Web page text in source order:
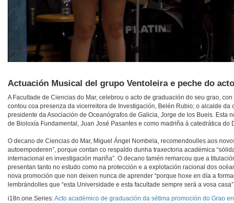
Actuación Musical del grupo Ventoleira e peche do acto
A Facultade de Ciencias do Mar, celebrou o acto de graduación do seu grao,
contou coa presenza da vicerreitora de Investigación, Belén Rubio; o alcalde
presidente da Asociación de Oceanógrafos de Galicia, Jorge de los Bueis.
de Bioloxía Fundamental, Juan José Pasantes e como madriña á catedrática
O decano de Ciencias do Mar, Miguel Ángel Nombela, recomendoulles aos
autoempoderen”, porque contan co respaldo dunha traxectoria académica
internacional en investigación mariña”. O decano tamén remarcou que a
presentan tanto no estudo como na protección e a explotación racional dos
nova promoción que non deixen nunca de aprender “porque hoxe en día a
lembrándolles que “esta Universidade e esta facultade sempre será a vosa
i18n.one.Series:Acto académico de graduación da sétima promoción do Grao